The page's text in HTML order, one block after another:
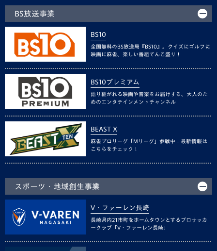
BS放送事業
BS10
全国無料のBS放送局『BS10』。クイズにゴルフに
映画に麻雀、楽しい番組てんこ盛り！
BS10プレミアム
語り継がれる映画や音楽をお届けする、大人のた
めのエンタテインメントチャンネル
BEAST X
麻雀プロリーグ「Mリーグ」参戦中！最新情報は
こちらをチェック！
スポーツ・地域創生事業
V・ファーレン長崎
長崎県内21市町をホームタウンとするプロサッカ
ークラブ「V・ファーレン長崎」